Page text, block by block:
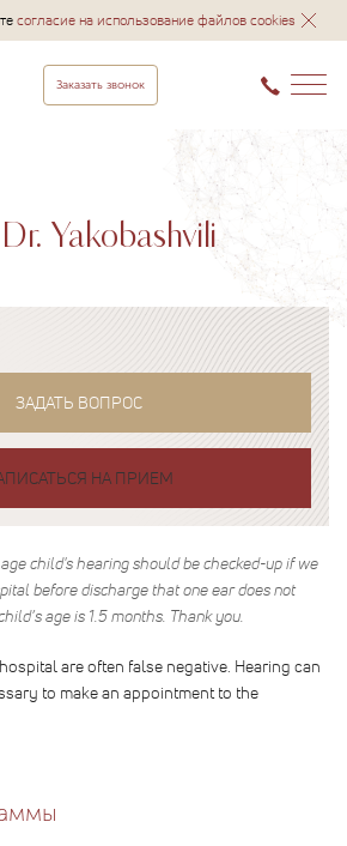
согласие на использование файлов cookies
Заказать звонок
Yakobashvili
ЗАДАТЬ ВОПРОС
НА ПРИЕМ
child's hearing should be checked-up if we
before discharge that one ear does not
age is 1.5 months. Thank you.
are often false negative. Hearing can
to make an appointment to the